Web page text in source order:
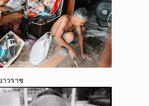
าวราช